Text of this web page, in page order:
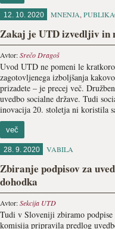
12. 10. 2020 MNENJA,
Zakaj je UTD izvedljiv in
Avtor:Srečo Dragoš
Uvod UTD ne pomeni le
zagotovljenega izboljšanja
prizadete – je precej več.
uvedbo socialne države. Tudi
inovacija 20. stoletja ni koristila
več
28. 9. 2020 VABILA
Zbiranje podpisov za
dohodka
Avtor:Sekcija UTD
Tudi v Sloveniji zbiramo
komisija pripravila predlog